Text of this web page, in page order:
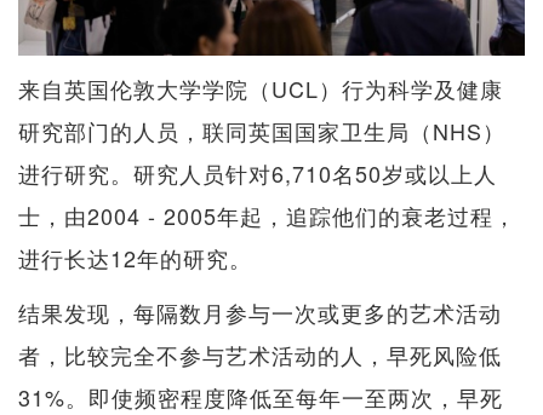
来自英国伦敦大学学院（UCL）行为科学及健康
研究部门的人员，联同英国国家卫生局（NHS）
进行研究。研究人员针对6,710名50岁或以上人
士，由2004 - 2005年起，追踪他们的衰老过程，
进行长达12年的研究。
结果发现，每隔数月参与一次或更多的艺术活动
者，比较完全不参与艺术活动的人，早死风险低
31%。即使频密程度降低至每年一至两次，早死